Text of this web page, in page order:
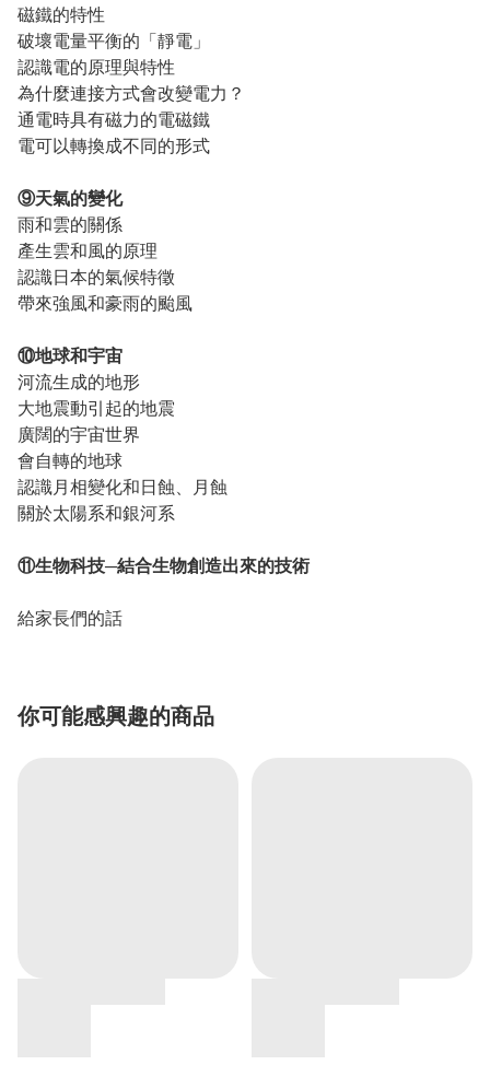
磁鐵的特性
破壞電量平衡的「靜電」
認識電的原理與特性
為什麼連接方式會改變電力？
通電時具有磁力的電磁鐵
電可以轉換成不同的形式
⑨天氣的變化
雨和雲的關係
產生雲和風的原理
認識日本的氣候特徵
帶來強風和豪雨的颱風
⑩地球和宇宙
河流生成的地形
大地震動引起的地震
廣闊的宇宙世界
會自轉的地球
認識月相變化和日蝕、月蝕
關於太陽系和銀河系
⑪生物科技─結合生物創造出來的技術
給家長們的話
你可能感興趣的商品